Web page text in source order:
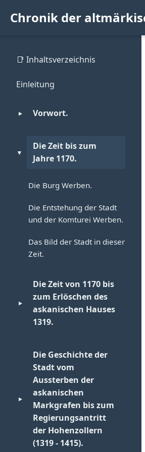
Chronik der
📑 Inhaltsverzeichnis
Einleitung
▼ Vorwort.
▼
Die Zeit bis zum
Jahre 1170.
Die Burg Werben.
Die Entstehung der Stadt
und der Komturei Werben.
Das Bild der Stadt in dieser
Zeit.
▼
Die Zeit von 1170 bis
zum Erlöschen des
askanischen Hauses
1319.
Stadt.
Die ältesten Bewohner der
Stadt.
Das bürgerliche Leben.
Das Stadtgericht.
▼
Die Geschichte der
Stadt vom
Aussterben der
askanischen
Markgrafen bis zum
Regierungsantritt
der Hohenzollern
(1319 - 1415).